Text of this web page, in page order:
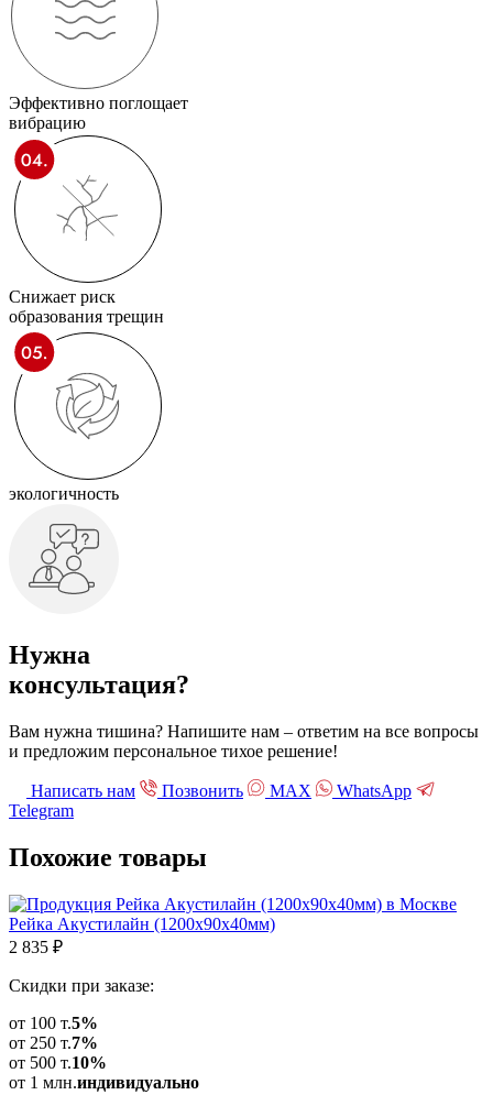
Эффективно поглощает
вибрацию
Снижает риск
образования трещин
экологичность
Нужна
консультация?
Вам нужна тишина? Напишите нам – ответим на все вопросы
и предложим персональное тихое решение!
Написать нам Позвонить МАХ
WhatsApp
Telegram
Похожие товары
Рейка Акустилайн (1200х90х40мм)
2 835 ₽
Скидки при заказе:
от 100 т.5%
от 250 т.7%
от 500 т.10%
от 1 млн.индивидуально